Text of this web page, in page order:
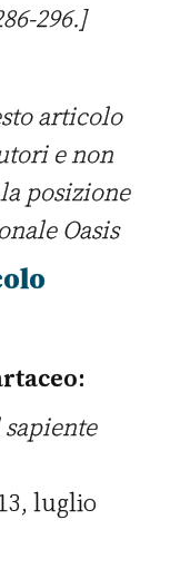
296.]
articolo
e non
posizione
Oasis
luglio